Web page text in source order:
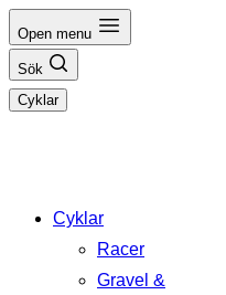
till
innehåll
Open menu
Sök
Cyklar
Cyklar
Racer
Gravel &